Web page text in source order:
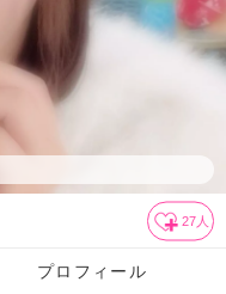
27 人
プロフィール